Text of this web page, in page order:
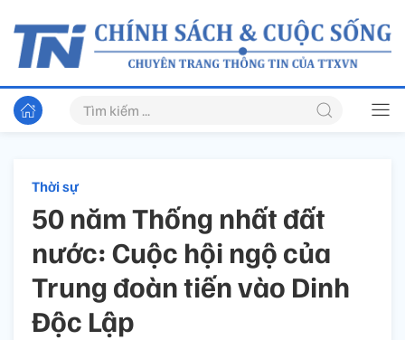
Thời sự
50 năm Thống nhất đất
nước: Cuộc hội ngộ của
Trung đoàn tiến vào Dinh
Độc Lập